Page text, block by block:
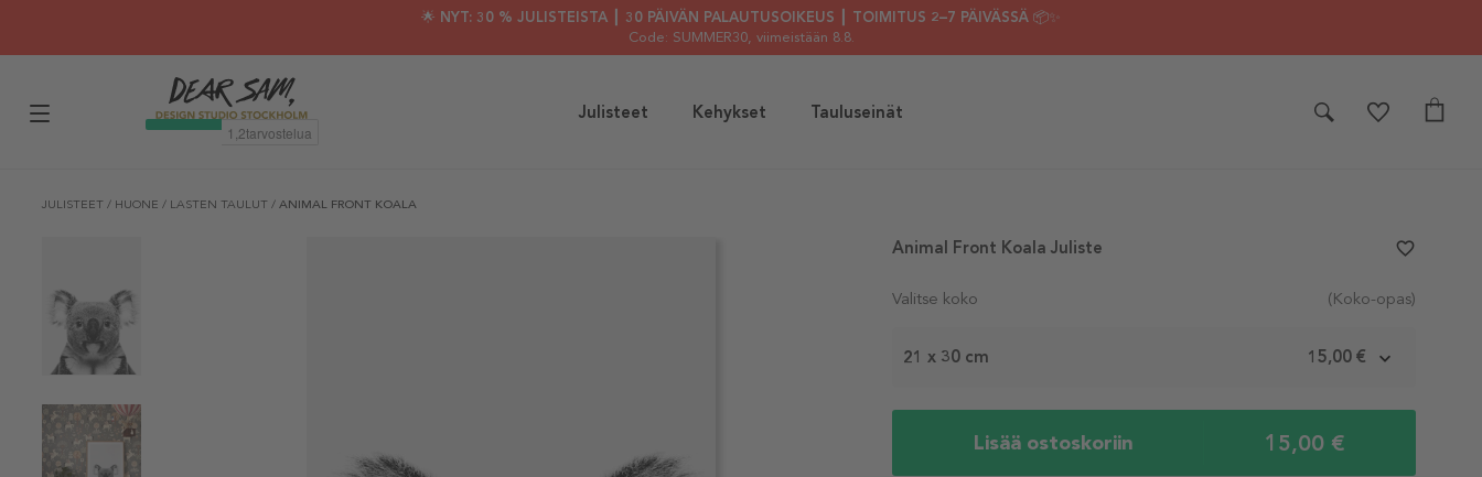
🌟 NYT: 30 % JULISTEISTA ┃ 30 PÄIVÄN PALAUTUSOIKEUS ┃ TOIMITUS 2–7 PÄIVÄSSÄ 📦✨
Code: SUMMER30, viimeistään 8.8.
Julisteet Kehykset Tauluseinät
JULISTEET / HUONE / LASTEN TAULUT / ANIMAL FRONT KOALA
Valitse koko (Koko-opas)
21 x 30 cm 15,00 €
Lisää ostoskoriin 15,00 €
Animal Front Koala Juliste favorite_border